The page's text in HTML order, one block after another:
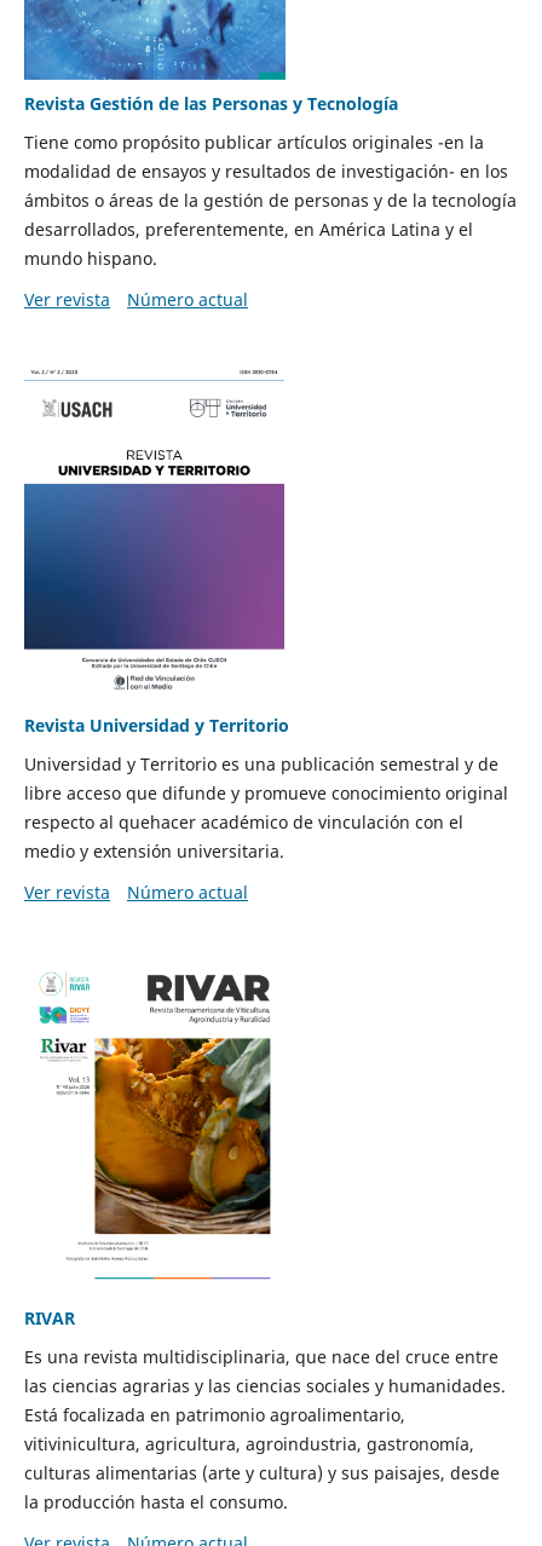
Revista Gestión de las Personas y Tecnología
Tiene como propósito publicar artículos originales -en la
modalidad de ensayos y resultados de investigación- en los
ámbitos o áreas de la gestión de personas y de la tecnología
desarrollados, preferentemente, en América Latina y el
mundo hispano.
Ver revista
Número actual
Revista Universidad y Territorio
Universidad y Territorio es una publicación semestral y de
libre acceso que difunde y promueve conocimiento original
respecto al quehacer académico de vinculación con el
medio y extensión universitaria.
Ver revista
Número actual
RIVAR
Es una revista multidisciplinaria, que nace del cruce entre
las ciencias agrarias y las ciencias sociales y humanidades.
Está focalizada en patrimonio agroalimentario,
vitivinicultura, agricultura, agroindustria, gastronomía,
culturas alimentarias (arte y cultura) y sus paisajes, desde
la producción hasta el consumo.